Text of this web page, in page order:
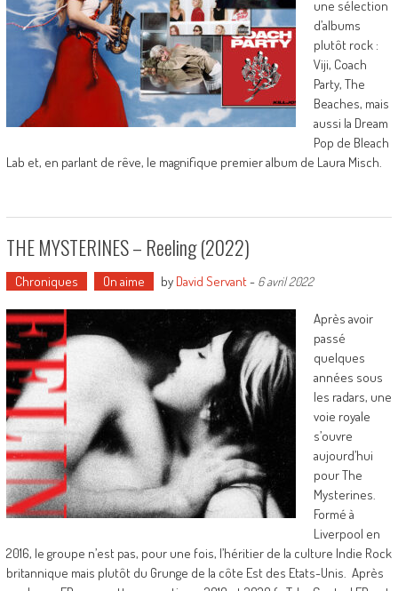
une sélection
d’albums
plutôt rock :
Viji, Coach
Party, The
Beaches, mais
aussi la Dream
Pop de Bleach
Lab et, en parlant de rêve, le magnifique premier album de Laura Misch.
THE MYSTERINES – Reeling (2022)
Chroniques On aime by David Servant- 6 avril 2022
Après avoir
passé
quelques
années sous
les radars, une
voie royale
s’ouvre
aujourd’hui
pour The
Mysterines.
Formé à
Liverpool en
2016, le groupe n’est pas, pour une fois, l’héritier de la culture Indie Rock
britannique mais plutôt du Grunge de la côte Est des Etats-Unis. Après